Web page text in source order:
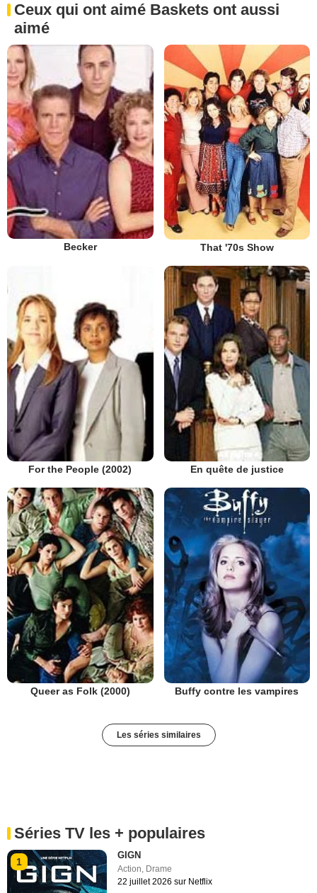
Ceux qui ont aimé Baskets ont aussi
aimé
Becker That '70s Show
For the People (2002) En quête de justice
Queer as Folk (2000) Buffy contre les vampires
Les séries similaires
Séries TV les + populaires
1
GIGN
Action Drame
22 juillet 2026 sur Netflix